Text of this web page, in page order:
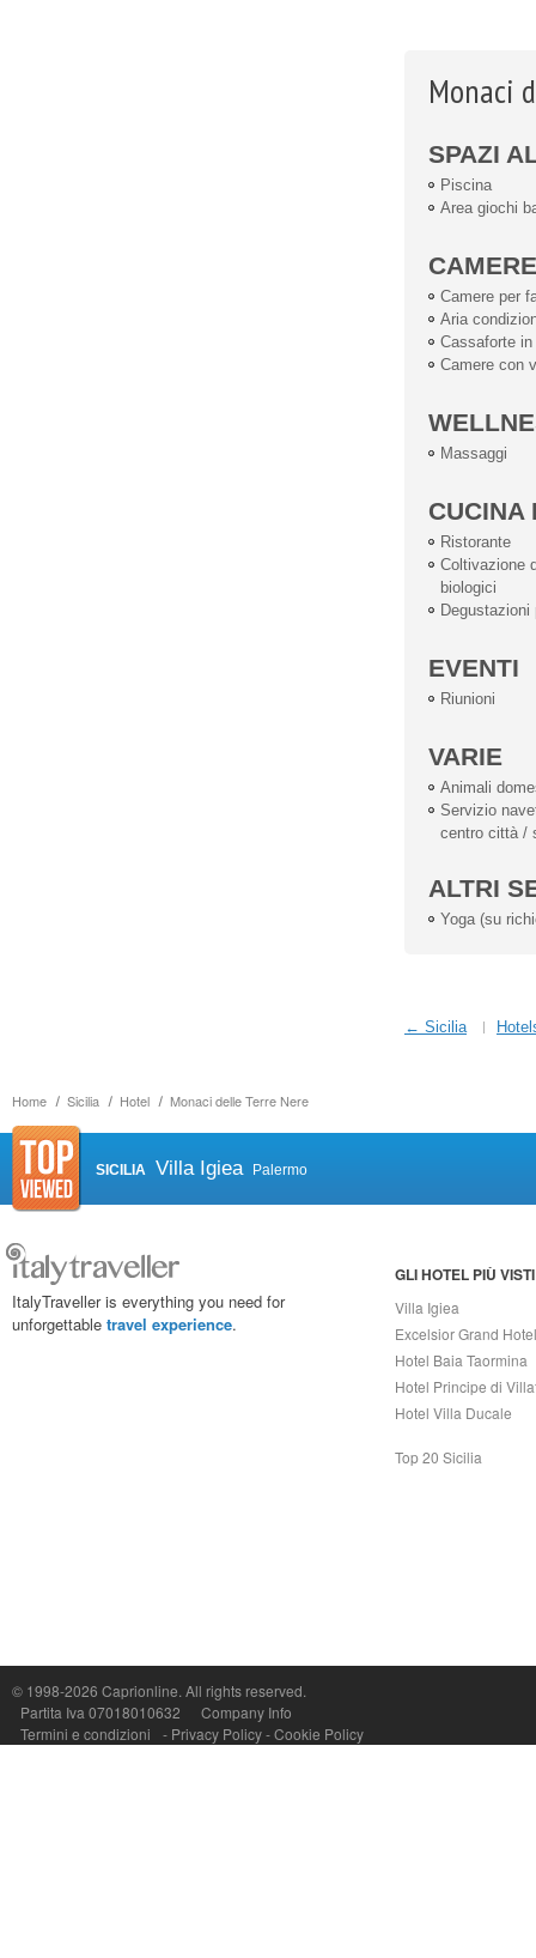
Home Sicilia Hotel Monaci delle Terre Nere
Monaci
SPAZI
Piscina
Area giochi
CAMERE
Camere per
Aria
Cassaforte
Camere con
Massaggi
CUCINA
Ristorante
Coltivazione
biologici
EVENTI
Riunioni
VARIE
Animali
Servizio
centro città /
ALTRI
Yoga (su
← Sicilia
SICILIA Villa Igiea Palermo
ItalyTraveller is everything you need for
unforgettable travel experience.
GLI HOTEL PIÙ VISTI
Villa Igiea
Excelsior Grand Hotel
Hotel Baia Taormina
Hotel Principe di
Hotel Villa Ducale
Top 20 Sicilia
© 1998-2026 Caprionline. All rights reserved.
Partita Iva 07018010632
Company Info
Termini e condizioni
- Privacy Policy-Cookie Policy
P.Iva, C.F. e n.Reg.Imprese Napoli: 07018010632 - Rea n.557643